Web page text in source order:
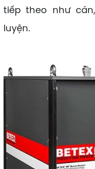
tiếp theo như
luyện.